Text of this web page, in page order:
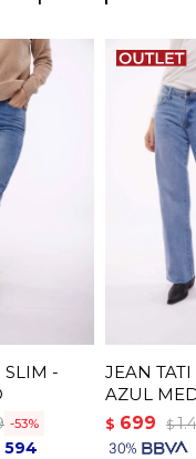
SLIM -
53
594
JEAN
AZUL
$ 699 $